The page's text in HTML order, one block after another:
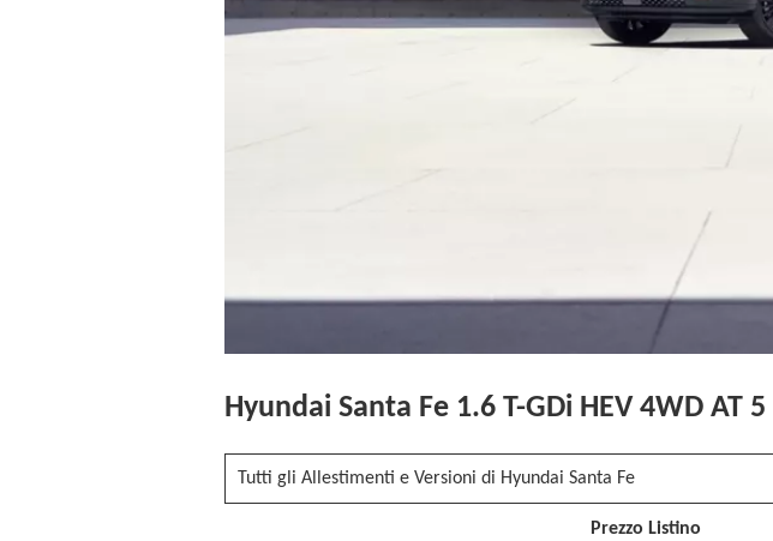
Hyundai Santa Fe 1.6 T-GDi HEV 4WD AT
Tutti gli Allestimenti e Versioni di Hyundai Santa Fe
Prezzo Listino